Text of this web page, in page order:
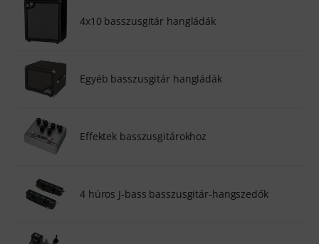
4x10 basszusgitár hangládák
Egyéb basszusgitár hangládák
Effektek basszusgitárokhoz
4 húros J-bass basszusgitár-hangszedők